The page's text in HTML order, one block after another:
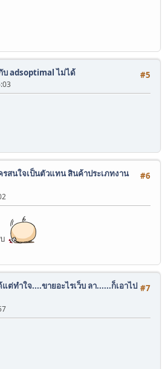
#5
บ adsoptimal ไม่ได้
#6
รสนใจเป็นตัวแทน สินค้าประเภทงาน
#7
แต่ทำใจ....ขายอะไรเว็บ ลา......ก็เอาไป